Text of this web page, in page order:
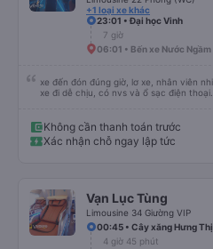
+1 loại xe khác
23:01 • Đại học Vinh
7 giờ
06:01 • Bến xe Nước Ngầm
xe đến đón đúng giờ, lơ xe, nhân viên
xe đi dễ chịu, có nvs và ổ sạc điện
Không cần thanh toán trước
Xác nhận chỗ ngay lập tức
Vạn Lục Tùng
Limousine 34 Giường VIP
00:45 • Cây xăng Hưng
4 giờ 45 phút